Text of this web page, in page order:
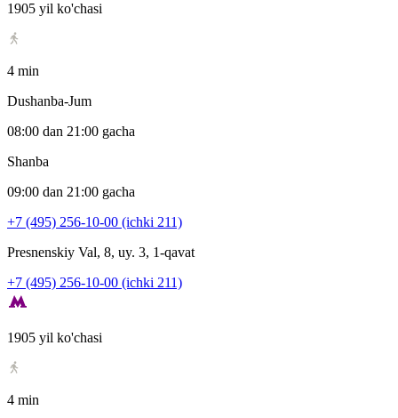
1905 yil ko'chasi
4 min
Dushanba-Jum
08:00 dan 21:00 gacha
Shanba
09:00 dan 21:00 gacha
+7 (495) 256-10-00 (ichki 211)
Presnenskiy Val, 8, uy. 3, 1-qavat
+7 (495) 256-10-00 (ichki 211)
1905 yil ko'chasi
4 min